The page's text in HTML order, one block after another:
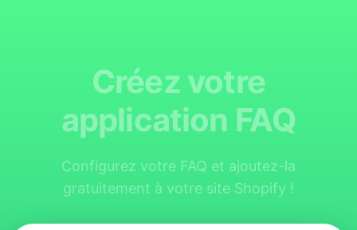
Créez votre
application FAQ
Configurez votre FAQ et ajoutez-la
gratuitement à votre site Shopify !